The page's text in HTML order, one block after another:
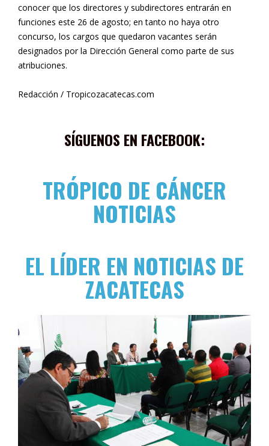
conocer que los directores y subdirectores entrarán en
funciones este 26 de agosto; en tanto no haya otro
concurso, los cargos que quedaron vacantes serán
designados por la Dirección General como parte de sus
atribuciones.
Redacción / Tropicozacatecas.com
SÍGUENOS EN FACEBOOK:
TRÓPICO DE CÁNCER
NOTICIAS
EL LÍDER EN NOTICIAS DE
ZACATECAS